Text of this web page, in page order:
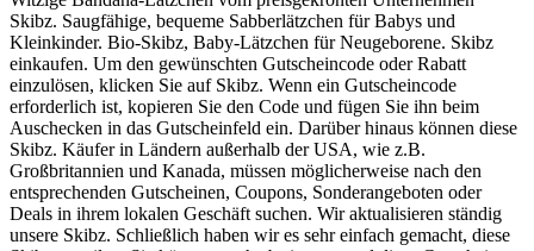
Skibz. Saugfähige, bequeme Sabberlätzchen für Babys und
Kleinkinder. Bio-Skibz, Baby-Lätzchen für Neugeborene. Skibz
einkaufen. Um den gewünschten Gutscheincode oder Rabatt
einzulösen, klicken Sie auf Skibz. Wenn ein Gutscheincode
erforderlich ist, kopieren Sie den Code und fügen Sie ihn beim
Auschecken in das Gutscheinfeld ein. Darüber hinaus können diese
Skibz. Käufer in Ländern außerhalb der USA, wie z.B.
Großbritannien und Kanada, müssen möglicherweise nach den
entsprechenden Gutscheinen, Coupons, Sonderangeboten oder
Deals in ihrem lokalen Geschäft suchen. Wir aktualisieren ständig
unsere Skibz. Schließlich haben wir es sehr einfach gemacht, diese